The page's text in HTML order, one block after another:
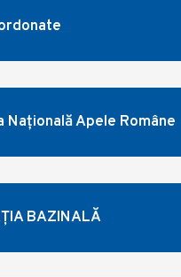
Apele Române
BAZINALĂ